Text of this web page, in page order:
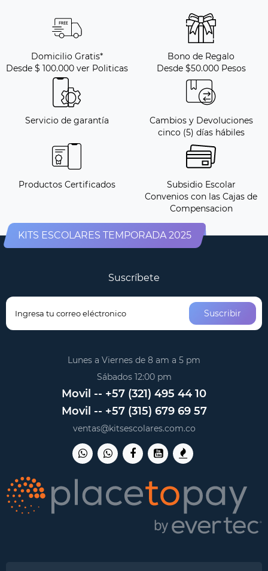
Domicilio Gratis*
Desde $ 100.000 ver Politicas
Bono de Regalo
Desde $50.000 Pesos
Servicio de garantía
Cambios y Devoluciones
cinco (5) días hábiles
Productos Certificados
Subsidio Escolar
Convenios con las Cajas de
Compensacion
KITS ESCOLARES TEMPORADA 2025
Suscríbete
Suscribir
Lunes a Viernes de 8 am a 5 pm
Sábados 12:00 pm
Movil -- +57 (321) 495 44 10
Movil -- +57 (315) 679 69 57
ventas@kitsescolares.com.co